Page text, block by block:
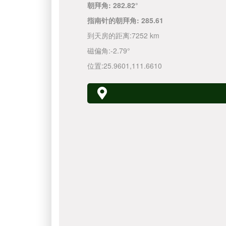
朝拜角: 282.82°
指南针的朝拜角: 285.61
到天房的距离:7252 km
磁偏角:-2.79°
位置:25.9601 ,111.6610